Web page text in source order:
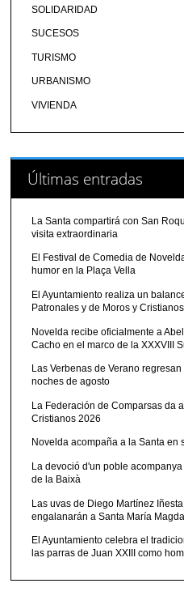
SOLIDARIDAD
SUCESOS
TURISMO
URBANISMO
VIVIENDA
Últimas entradas
La Santa compartirá con San
visita extraordinaria
El Festival de Comedia de
humor en la Plaça Vella
El Ayuntamiento realiza un
Patronales y de Moros y Cristianos
Novelda recibe oficialmente a
Cacho en el marco de la XXXVIII
Las Verbenas de Verano
noches de agosto
La Federación de Comparsas da
Cristianos 2026
Novelda acompaña a la Santa en
La devoció d'un poble
de la Baixà
Las uvas de Diego Martínez
engalanarán a Santa María
El Ayuntamiento celebra el
las parras de Juan XXIII como